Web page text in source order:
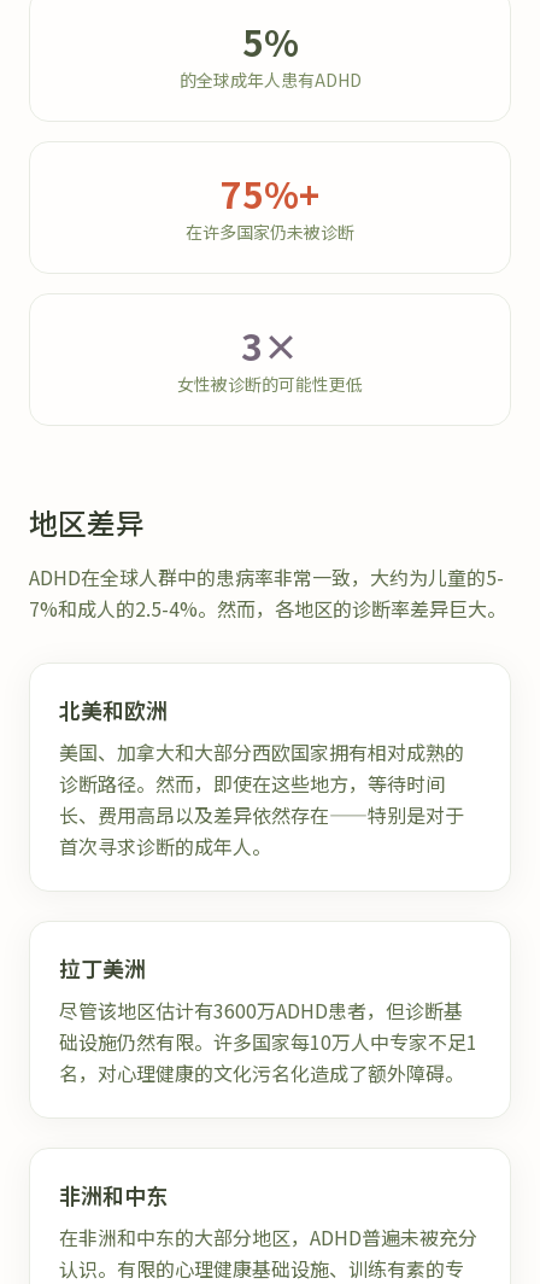
5%
的全球成年人患有ADHD
75%+
在许多国家仍未被诊断
3×
女性被诊断的可能性更低
地区差异
ADHD在全球人群中的患病率非常一致，大约为儿童的5-
7%和成人的2.5-4%。然而，各地区的诊断率差异巨大。
北美和欧洲
美国、加拿大和大部分西欧国家拥有相对成熟的
诊断路径。然而，即使在这些地方，等待时间
长、费用高昂以及差异依然存在——特别是对于
首次寻求诊断的成年人。
拉丁美洲
尽管该地区估计有3600万ADHD患者，但诊断基
础设施仍然有限。许多国家每10万人中专家不足1
名，对心理健康的文化污名化造成了额外障碍。
非洲和中东
在非洲和中东的大部分地区，ADHD普遍未被充分
认识。有限的心理健康基础设施、训练有素的专